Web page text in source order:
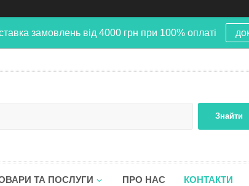
замовлень від 4000 грн при 100% оплаті
Знайти
ТА ПОСЛУГИ ПРО НАС КОНТАКТИ